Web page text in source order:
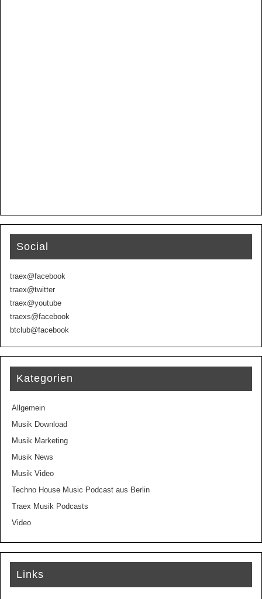
Social
traex@facebook
traex@twitter
traex@youtube
traexs@facebook
btclub@facebook
Kategorien
Allgemein
Musik Download
Musik Marketing
Musik News
Musik Video
Techno House Music Podcast aus Berlin
Traex Musik Podcasts
Video
Links